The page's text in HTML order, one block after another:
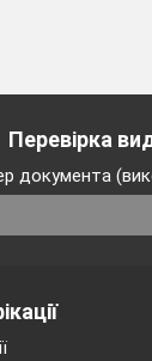
Перевірка
документа